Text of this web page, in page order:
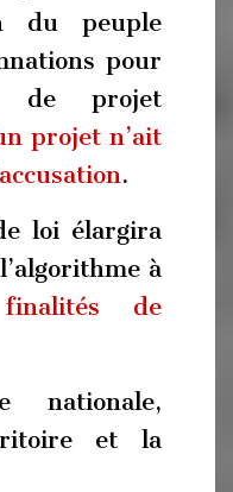
du peuple
pour
de projet
projet n’ait
.
loi élargira
à
de
nationale,
et la